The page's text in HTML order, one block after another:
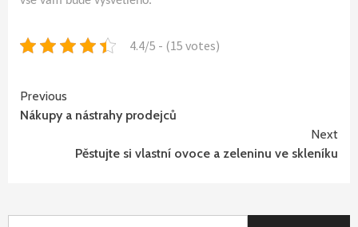
4.4/5 - (15 votes)
Continue
Reading
Previous
Nákupy a nástrahy prodejců
Next
Pěstujte si vlastní ovoce a zeleninu ve skleníku